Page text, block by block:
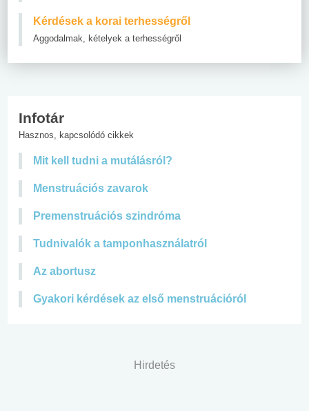
Kérdések a korai terhességről
Aggodalmak, kételyek a terhességről
Infotár
Hasznos, kapcsolódó cikkek
Mit kell tudni a mutálásról?
Menstruációs zavarok
Premenstruációs szindróma
Tudnivalók a tamponhasználatról
Az abortusz
Gyakori kérdések az első menstruációról
Hirdetés